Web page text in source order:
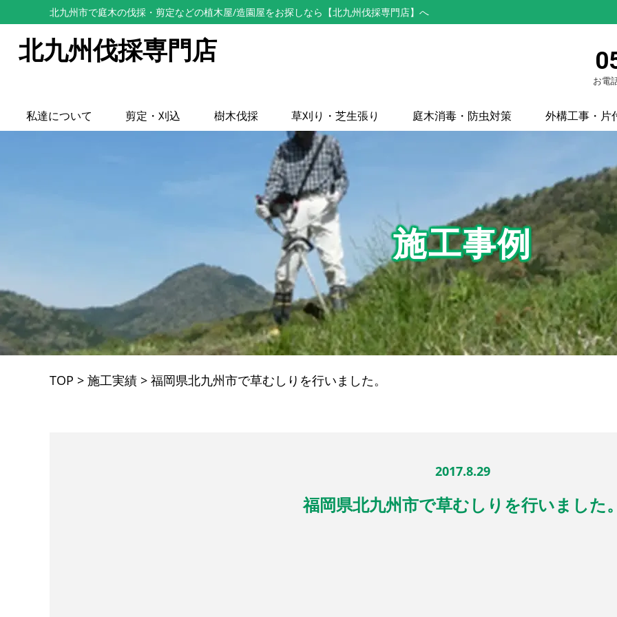
北九州市で庭木の伐採・剪定などの植木屋/造園屋をお探しなら【北九州伐採専門店】へ
北九州伐採専門店
お電
私達について 剪定・刈込 樹木伐採 草刈り・芝生張り 庭木消毒・防虫対策 外構工事・片
施工事例
TOP > 施工実績 > 福岡県北九州市で草むしりを行いました。
2017.8.29
福岡県北九州市で草むしりを行いました